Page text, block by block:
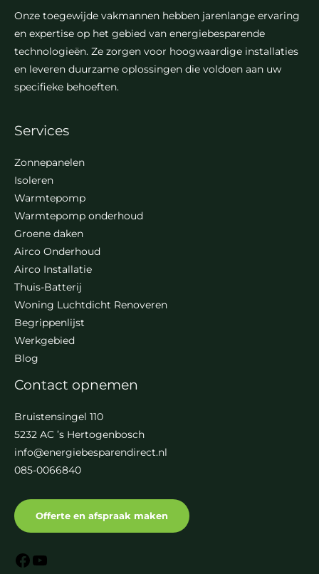
Onze toegewijde vakmannen hebben jarenlange ervaring
en expertise op het gebied van energiebesparende
technologieën. Ze zorgen voor hoogwaardige installaties
en leveren duurzame oplossingen die voldoen aan uw
specifieke behoeften.
Services
Zonnepanelen
Isoleren
Warmtepomp
Warmtepomp onderhoud
Groene daken
Airco Onderhoud
Airco Installatie
Thuis-Batterij
Woning Luchtdicht Renoveren
Begrippenlijst
Werkgebied
Blog
Contact opnemen
Bruistensingel 110
5232 AC ’s Hertogenbosch
info@energiebesparendirect.nl
085-0066840
Offerte en afspraak maken